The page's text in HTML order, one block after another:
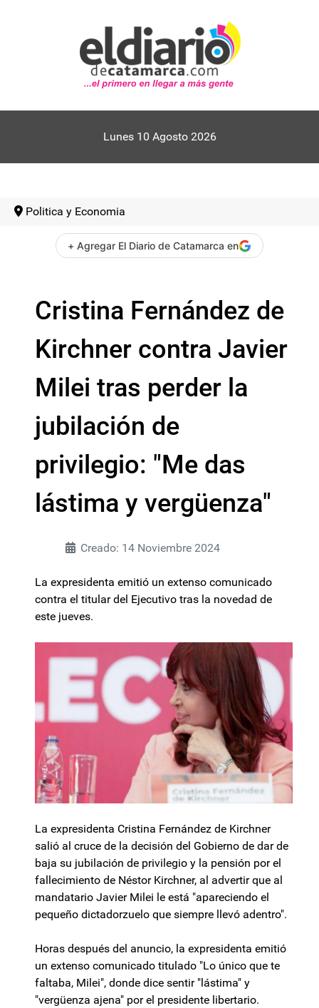
Lunes 10 Agosto 2026
Politica y Economia
+ Agregar El Diario de Catamarca en
Cristina Fernández de
Kirchner contra Javier
Milei tras perder la
jubilación de
privilegio: "Me das
lástima y vergüenza"
Creado: 14 Noviembre 2024
La expresidenta emitió un extenso comunicado
contra el titular del Ejecutivo tras la novedad de
este jueves.
La expresidenta Cristina Fernández de Kirchner
salió al cruce de la decisión del Gobierno de dar de
baja su jubilación de privilegio y la pensión por el
fallecimiento de Néstor Kirchner, al advertir que al
mandatario Javier Milei le está "apareciendo el
pequeño dictadorzuelo que siempre llevó adentro".
Horas después del anuncio, la expresidenta emitió
un extenso comunicado titulado "Lo único que te
faltaba, Milei", donde dice sentir "lástima" y
"vergüenza ajena" por el presidente libertario.